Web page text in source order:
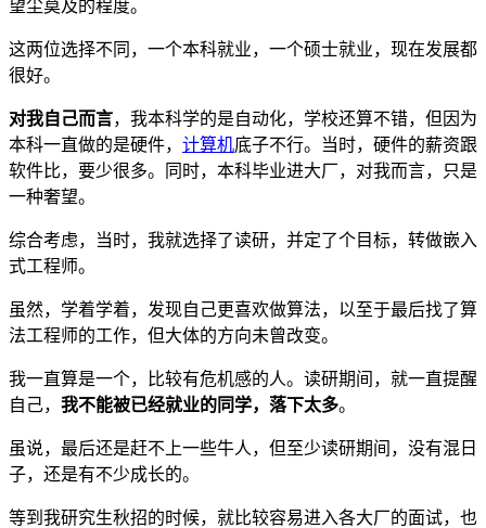
望尘莫及的程度。
这两位选择不同，一个本科就业，一个硕士就业，现在发展都
很好。
对我自己而言，我本科学的是自动化，学校还算不错，但因为
本科一直做的是硬件， 计算机底子不行。当时，硬件的薪资跟
软件比，要少很多。同时，本科毕业进大厂，对我而言，只是
一种奢望。
综合考虑，当时，我就选择了读研，并定了个目标，转做嵌入
式工程师。
虽然，学着学着，发现自己更喜欢做算法，以至于最后找了算
法工程师的工作，但大体的方向未曾改变。
我一直算是一个，比较有危机感的人。读研期间，就一直提醒
自己， 我不能被已经就业的同学，落下太多。
虽说，最后还是赶不上一些牛人，但至少读研期间，没有混日
子，还是有不少成长的。
等到我研究生秋招的时候，就比较容易进入各大厂的面试，也